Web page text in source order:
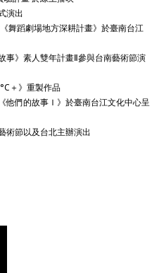
演出
舞蹈劇場地方深耕計畫》於臺南台江
事》素人雙年計畫Ⅱ參與台南藝術節演
＋》重製作品
他們的故事Ｉ》於臺南台江文化中心呈
術節以及台北主辦演出